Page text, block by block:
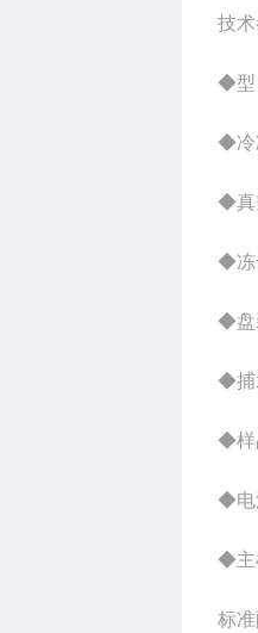
技
◆
◆冷
◆真
◆冻
◆盘
◆捕
◆样
◆电
◆主
标